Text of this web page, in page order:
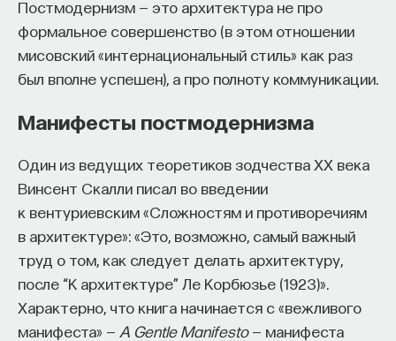
Постмодернизм — это архитектура не про
формальное совершенство (в этом отношении
мисовский «интернациональный стиль» как раз
был вполне успешен), а про полноту коммуникации.
Манифесты постмодернизма
Один из ведущих теоретиков зодчества XX века
Винсент Скалли писал во введении
к вентуриевским «Сложностям и противоречиям
в архитектуре»: «Это, возможно, самый важный
труд о том, как следует делать архитектуру,
после “К архитектуре” Ле Корбюзье (1923)».
Характерно, что книга начинается с «вежливого
манифеста» — A Gentle Manifesto— манифеста